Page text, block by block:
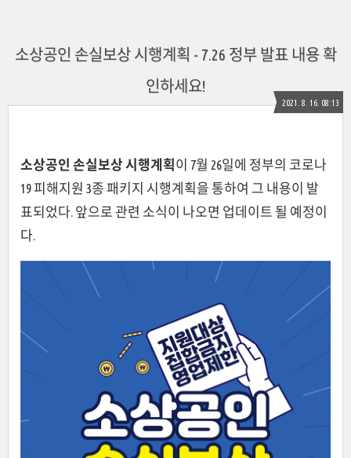
소상공인 손실보상 시행계획 - 7.26 정부 발표 내용 확
인하세요!
2021. 8. 16. 08:13
소상공인 손실보상 시행계획이 7월 26일에 정부의 코로나
19 피해지원 3종 패키지 시행계획을 통하여 그 내용이 발
표되었다. 앞으로 관련 소식이 나오면 업데이트 될 예정이
다.